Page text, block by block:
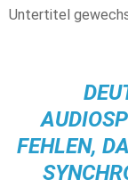
Untertitel
FEHLEN,